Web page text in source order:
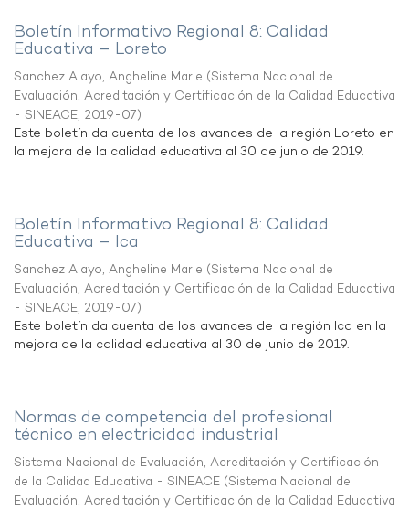
Boletín Informativo Regional 8: Calidad
Educativa – Loreto
Sanchez Alayo, Angheline Marie (Sistema Nacional de
Evaluación, Acreditación y Certificación de la Calidad Educativa
- SINEACE, 2019-07)
Este boletín da cuenta de los avances de la región Loreto en
la mejora de la calidad educativa al 30 de junio de 2019.
Boletín Informativo Regional 8: Calidad
Educativa – Ica
Sanchez Alayo, Angheline Marie (Sistema Nacional de
Evaluación, Acreditación y Certificación de la Calidad Educativa
- SINEACE, 2019-07)
Este boletín da cuenta de los avances de la región Ica en la
mejora de la calidad educativa al 30 de junio de 2019.
Normas de competencia del profesional
técnico en electricidad industrial
Sistema Nacional de Evaluación, Acreditación y Certificación
de la Calidad Educativa - SINEACE (Sistema Nacional de
Evaluación, Acreditación y Certificación de la Calidad Educativa